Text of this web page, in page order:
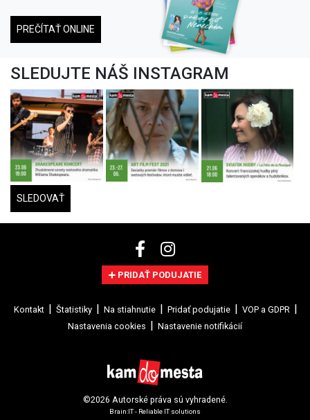
PREČÍTAŤ ONLINE
SLEDUJTE NÁŠ INSTAGRAM
SLEDOVAŤ
PRIDAŤ PODUJATIE
Kontakt Štatistiky Na stiahnutie Pridať podujatie
VOP a GDPR
Nastavenia cookies
Nastavenie notifikácií
©2026 Autorské práva sú vyhradené.
Brain:IT - Reliable IT solutions